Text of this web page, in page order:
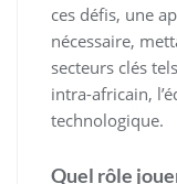
ces défis, une
nécessaire,
secteurs clés
intra-africain,
technologique.
Quel rôle